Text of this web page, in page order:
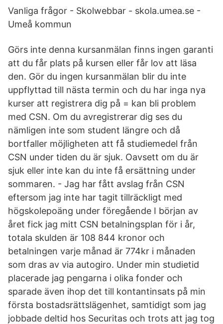
Vanliga frågor - Skolwebbar - skola.umea.se -
Umeå kommun
Görs inte denna kursanmälan finns ingen garanti
att du får plats på kursen eller får lov att läsa
den. Gör du ingen kursanmälan blir du inte
uppflyttad till nästa termin och du har inga nya
kurser att registrera dig på = kan bli problem
med CSN. Om du avregistrerar dig ses du
nämligen inte som student längre och då
bortfaller möjligheten att få studiemedel från
CSN under tiden du är sjuk. Oavsett om du är
sjuk eller inte kan du inte få ersättning under
sommaren. - Jag har fått avslag från CSN
eftersom jag inte har tagit tillräckligt med
högskolepoäng under föregående I början av
året fick jag mitt CSN betalningsplan för i år,
totala skulden är 108 844 kronor och
betalningen varje månad är 774kr i månaden
som dras av via autogiro. Under min studietid
placerade jag pengarna i olika fonder och
sparade även ihop det till kontantinsats på min
första bostadsrättslägenhet, samtidigt som jag
jobbade deltid hos Securitas och trots att jag tog